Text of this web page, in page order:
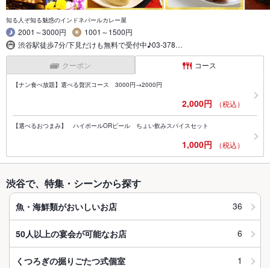
知る人ぞ知る魅惑のインドネパールカレー屋
2001～3000円
1001～1500円
渋谷駅徒歩7分/下見だけも無料で受付中♪03-378…
クーポン コース
【ナン食べ放題】選べる贅沢コース 3000円→2000円
2,000円 （税込）
【選べるおつまみ】 ハイボールORビール ちょい飲みスパイスセット
1,000円 （税込）
渋谷で、特集・シーンから探す
魚・海鮮類がおいしいお店 36
50人以上の宴会が可能なお店 6
くつろぎの掘りごたつ式個室 1